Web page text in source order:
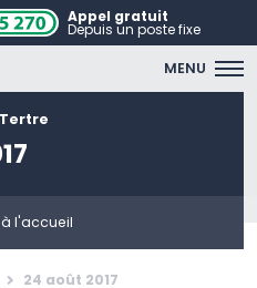
Appel gratuit
Depuis un poste fixe
MENU
l'accueil
24 août 2017